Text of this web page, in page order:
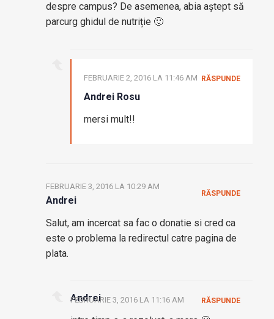
despre campus? De asemenea, abia aștept să
parcurg ghidul de nutriție 🙂
Andrei Rosu
FEBRUARIE 2, 2016 LA 11:46 AM
mersi mult!!
RĂSPUNDE
Andrei
FEBRUARIE 3, 2016 LA 10:29 AM
Salut, am incercat sa fac o donatie si cred ca
este o problema la redirectul catre pagina de
plata.
RĂSPUNDE
Andrei
FEBRUARIE 3, 2016 LA 11:16 AM RĂSPUNDE